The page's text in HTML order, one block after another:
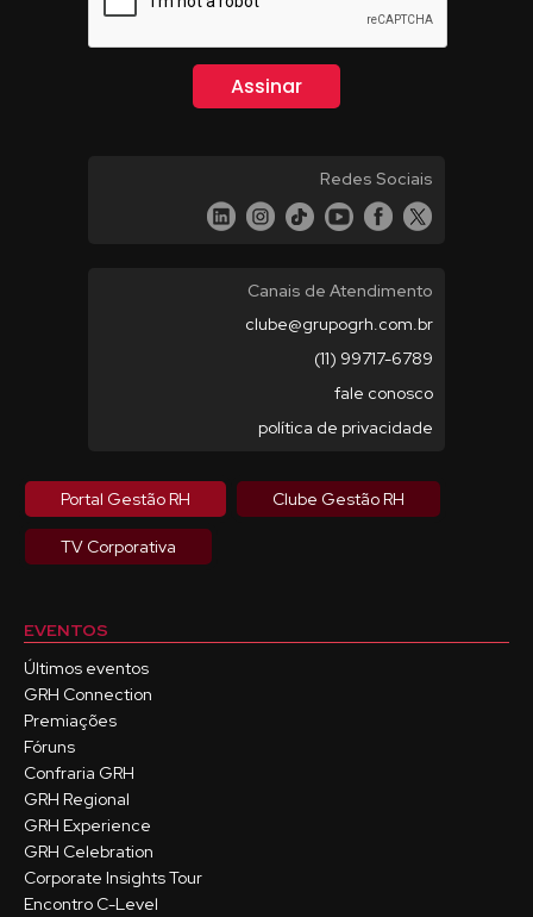
Redes Sociais
Canais de Atendimento
clube@grupogrh.com.br
(11) 99717-6789
fale conosco
política de privacidade
Portal Gestão RH Clube Gestão RH
TV Corporativa
EVENTOS
Últimos eventos
GRH Connection
Premiações
Fóruns
Confraria GRH
GRH Regional
GRH Experience
GRH Celebration
Corporate Insights Tour
Encontro C-Level